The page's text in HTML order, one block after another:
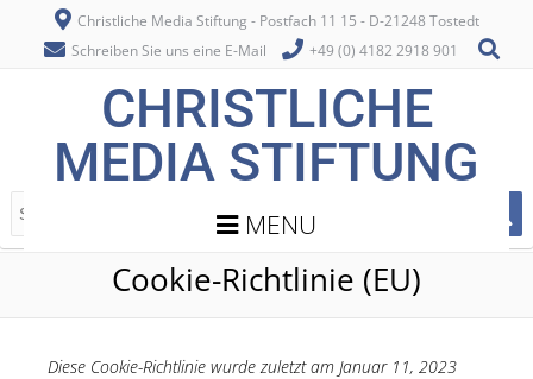
Christliche Media Stiftung - Postfach 11 15 - D-21248 Tostedt
Schreiben Sie uns eine E-Mail
+49 (0) 4182 2918 901
CHRISTLICHE
MEDIA STIFTUNG
MENU
Cookie-Richtlinie (EU)
Diese Cookie-Richtlinie wurde zuletzt am Januar 11, 2023